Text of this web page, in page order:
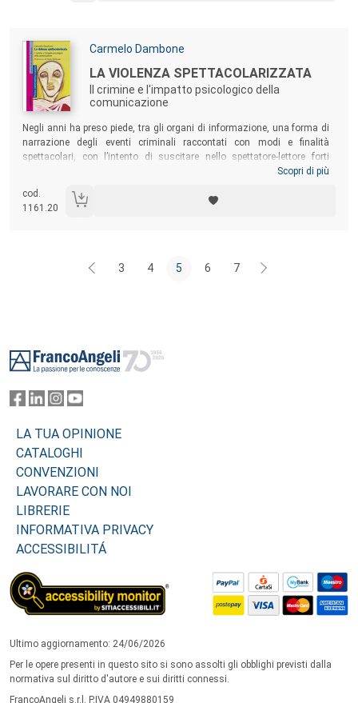
Autori:
Carmelo Dambone
Titolo:
LA VIOLENZA SPETTACOLARIZZATA
Il crimine e l'impatto psicologico della
comunicazione
Sommario:
Negli anni ha preso piede, tra gli organi di informazione, una forma di
narrazione degli eventi criminali raccontati con modi e finalità
spettacolari, con l’intento di suscitare nello spettatore-lettore forti
emozioni, soprattutto paura. Il libro ha lo scopo di introdurre allo
comunicazione, nonché offrire spunti per acquisire conoscenze e
strumenti critici sui meccanismi correlati all’atto di violenza e sul loro
Scopri di più
cod.
1161.20
3 4 5 6 7
LA TUA OPINIONE
CATALOGHI
CONVENZIONI
LAVORARE CON NOI
LIBRERIE
INFORMATIVA PRIVACY
ACCESSIBILITÁ
Ultimo aggiornamento: 24/06/2026
Per le opere presenti in questo sito si sono assolti gli obblighi previsti dalla
normativa sul diritto d'autore e sui diritti connessi.
FrancoAngeli s.r.l. P.IVA 04949880159